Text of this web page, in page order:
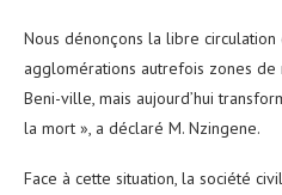
Nous dénonçons la libre circulation
agglomérations autrefois zones
Beni-ville, mais aujourd’hui
la mort », a déclaré M. Nzingene.
Face à cette situation, la société